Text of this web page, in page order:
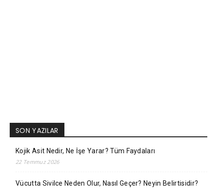
SON YAZILAR
Kojik Asit Nedir, Ne İşe Yarar? Tüm Faydaları
22 Temmuz 2026
Vücutta Sivilce Neden Olur, Nasıl Geçer? Neyin Belirtisidir?